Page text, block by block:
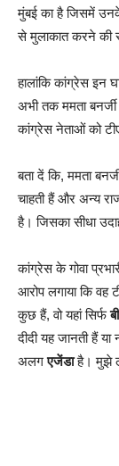
मुंबई का है जिसमें
से मुलाकात करने की
हालांकि कांग्रेस इन
अभी तक ममता
कांग्रेस नेताओं को
बता दें कि, ममता
चाहती हैं और अन्य
है। जिसका सीधा
कांग्रेस के गोवा
आरोप लगाया कि वह
कुछ हैं, वो यहां सिर्फ
दीदी यह जानती हैं
अलगएजेंडाहै। मुझे